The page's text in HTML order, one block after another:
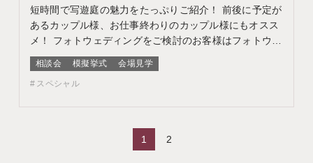
短時間で写遊庭の魅力をたっぷりご紹介！ 前後に予定が
あるカップル様、お仕事終わりのカップル様にもオスス
メ！ フォトウェディングをご検討のお客様はフォトウェ
ディング相談会よりご予約ください このフェアに含まれ
るコンテンツ フェア特典 特典内容 WEBサイトよりフェ
ア予約をしていただき、ご来館いただいた方限定でエン
相談会 模擬挙式 会場見学
スペシャル
1 2